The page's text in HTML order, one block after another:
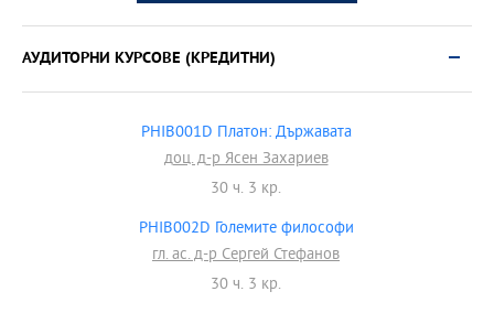
АУДИТОРНИ КУРСОВЕ (КРЕДИТНИ)
PHIB001D Платон: Държавата
доц. д-р Ясен Захариев
30 ч. 3 кр.
PHIB002D Големите философи
гл. ас. д-р Сергей Стефанов
30 ч. 3 кр.